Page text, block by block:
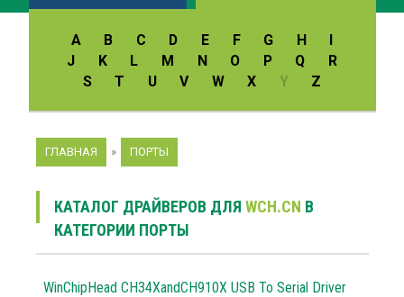
A B C D E F G H
I
J
K L M N O P Q
R
S
T U V W X Y Z
ГЛАВНАЯ » ПОРТЫ
КАТАЛОГ ДРАЙВЕРОВ ДЛЯ WCH.CN В
КАТЕГОРИИ ПОРТЫ
WinChipHead CH34XandCH910X USB To Serial Driver